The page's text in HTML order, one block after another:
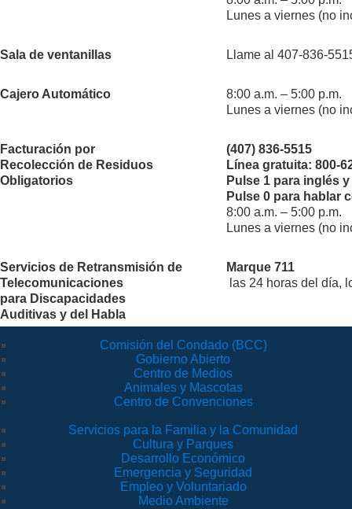
Lunes a viernes (no
Sala de ventanillas Llame al 407-836-
Cajero Automático
8:00 a.m. – 5:00 p.m.
Lunes a viernes (no
Facturación por
Recolección de Residuos
Obligatorios
(407) 836-5515
Línea gratuita: 800-
Pulse 1 para inglés
Pulse 0 para hablar
8:00 a.m. – 5:00 p.m.
Lunes a viernes (no
Servicios de Retransmisión de
Telecomunicaciones
para Discapacidades
Auditivas y del Habla
Marque 711
las 24 horas del día,
Comisión del Condado (BCC)
Gobierno Abierto
Centro de Medios
Animales y Mascotas
Centro de Convenciones
Servicios para la Familia y la Comunidad
Cultura y Parques
Desarrollo Económico
Emergencia y Seguridad
Empleo y Voluntariado
Medio Ambiente